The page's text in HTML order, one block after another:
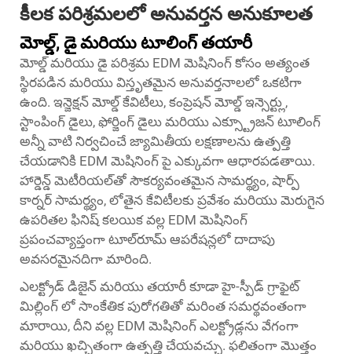
కీలక పరిశ్రమలలో అనువర్తన అనుకూలత
మోల్డ్, డై మరియు టూలింగ్ తయారీ
మోల్డ్ మరియు డై పరిశ్రమ EDM మెషినింగ్ కోసం అత్యంత
స్థిరపడిన మరియు విస్తృతమైన అనువర్తనాలలో ఒకటిగా
ఉంది. ఇన్జెక్షన్ మోల్డ్ కేవిటీలు, కంప్రెషన్ మోల్డ్ ఇన్సెర్ట్లు,
స్టాంపింగ్ డైలు, ఫోర్జింగ్ డైలు మరియు ఎక్స్ట్రూజన్ టూలింగ్
అన్నీ వాటి నిర్వచించే జ్యామితీయ లక్షణాలను ఉత్పత్తి
చేయడానికి EDM మెషినింగ్ పై ఎక్కువగా ఆధారపడతాయి.
హార్డెన్డ్ మెటీరియల్‌తో సౌకర్యవంతమైన సామర్థ్యం, షార్ప్
కార్నర్ సామర్థ్యం, లోతైన కేవిటీలకు ప్రవేశం మరియు మెరుగైన
ఉపరితల ఫినిష్ కలయిక వల్ల EDM మెషినింగ్
ప్రపంచవ్యాప్తంగా టూల్‌రూమ్ ఆపరేషన్లలో దాదాపు
అవసరమైనదిగా మారింది.
ఎలక్ట్రోడ్ డిజైన్ మరియు తయారీ కూడా హై-స్పీడ్ గ్రాఫైట్
మిల్లింగ్ లో సాంకేతిక పురోగతితో మరింత సమర్థవంతంగా
మారాయి, దీని వల్ల EDM మెషినింగ్ ఎలక్ట్రోడ్లను వేగంగా
మరియు ఖచ్చితంగా ఉత్పత్తి చేయవచ్చు. ఫలితంగా మొత్తం